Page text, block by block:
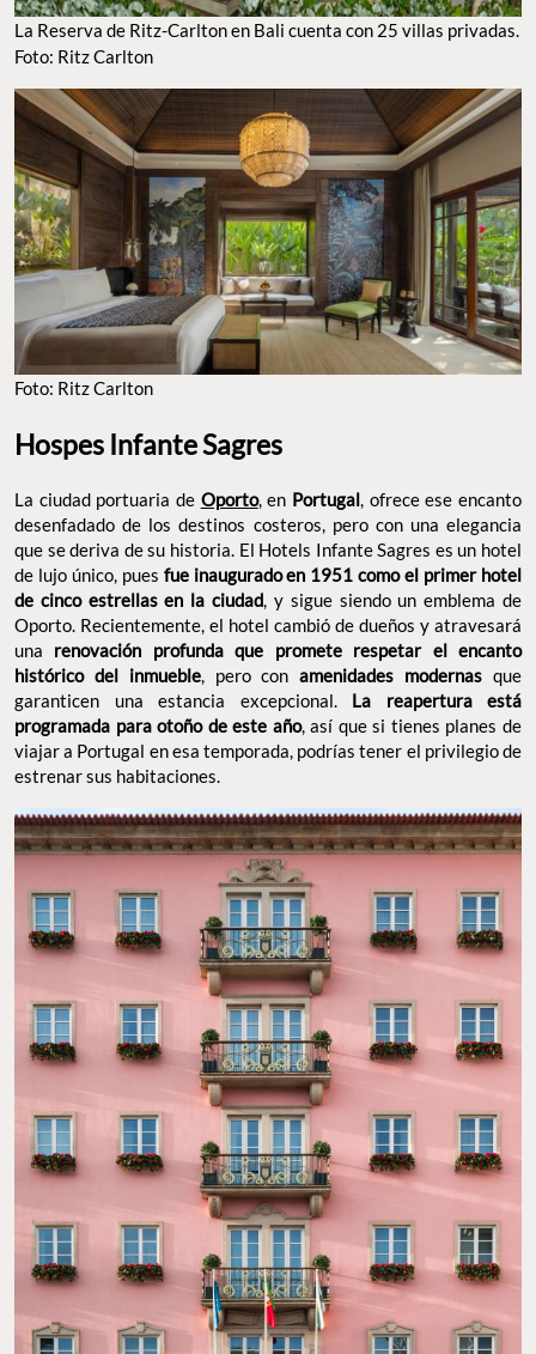
FOTO: RITZ CARLTON
Hospes Infante Sagres
La ciudad portuaria deOporto, enPortugal, ofrece ese encanto
desenfadado de los destinos costeros, pero con una elegancia
que se deriva de su historia. El Hotels Infante Sagres es un hotel
de lujo único, puesfue inaugurado en 1951 como el primer
hotel de cinco estrellas en la ciudad, y sigue siendo un
emblema de Oporto. Recientemente, el hotel cambió de dueños
y atravesará unarenovación profunda que promete respetar
el encanto histórico del inmueble
reapertura está programada para otoño de este año
tener el privilegio de estrenar sus habitaciones.
HOTEL INFANTE SAGRES. FOTO: CORTESÍA